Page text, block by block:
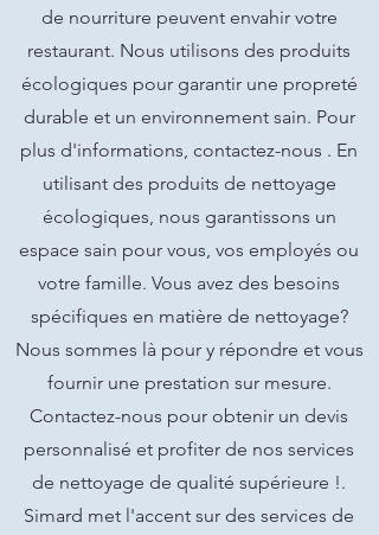
de nourriture peuvent envahir votre
restaurant. Nous utilisons des produits
écologiques pour garantir une propreté
durable et un environnement sain. Pour
plus d'informations, contactez-nous . En
utilisant des produits de nettoyage
écologiques, nous garantissons un
espace sain pour vous, vos employés ou
votre famille. Vous avez des besoins
spécifiques en matière de nettoyage?
Nous sommes là pour y répondre et vous
fournir une prestation sur mesure.
Contactez-nous pour obtenir un devis
personnalisé et profiter de nos services
de nettoyage de qualité supérieure !.
Simard met l'accent sur des services de